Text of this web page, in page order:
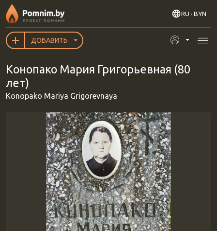
Перейти к основному содержанию
RU · BYN
ДОБАВИТЬ
Конопако Мария Григорьевная (80
лет)
Konopako Mariya Grigorevnaya